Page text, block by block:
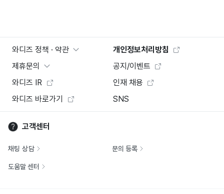
와디즈 정책 · 약관
개인정보처리방침
제휴문의
공지/이벤트
와디즈 IR
인재 채용
와디즈 바로가기
SNS
고객센터
채팅 상담 문의 등록
도움말 센터